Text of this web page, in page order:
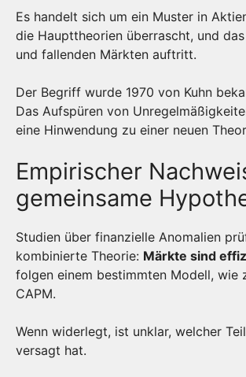
Es handelt sich um ein Muster in
die Haupttheorien überrascht, und
und fallenden Märkten auftritt.
Der Begriff wurde 1970 von Kuhn
Das Aufspüren von
eine Hinwendung zu einer neuen
Empirischer
gemeinsame
Studien über finanzielle Anomalien
kombinierte Theorie: Märkte sind
folgen einem bestimmten Modell, wie
CAPM.
Wenn widerlegt, ist unklar, welcher
versagt hat.